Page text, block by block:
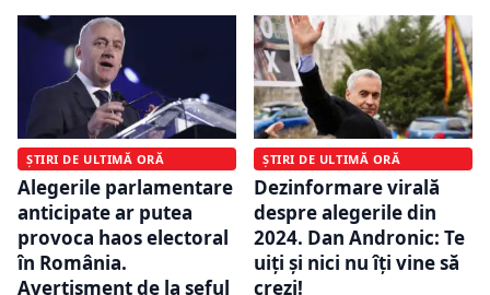
ȘTIRI DE ULTIMĂ ORĂ
Alegerile parlamentare
anticipate ar putea
provoca haos electoral
în România.
Avertisment de la șeful
ȘTIRI DE ULTIMĂ ORĂ
Dezinformare virală
despre alegerile din
2024. Dan Andronic: Te
uiți și nici nu îți vine să
crezi!